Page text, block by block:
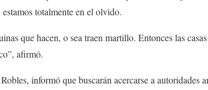
totalmente en el olvido.
que hacen, o sea traen martillo. Entonces las
afirmó.
informó que buscarán acercarse a autoridades